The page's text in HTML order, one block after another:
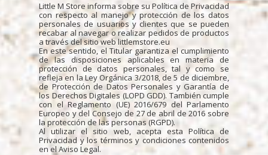
Little M Store informa sobre su Política de Privacidad
con respecto al manejo y protección de los datos
personales de usuarios y clientes que se pueden
recabar al navegar o realizar pedidos de productos
a través del sitio web littlemstore.eu
En este sentido, el Titular garantiza el cumplimiento
de las disposiciones aplicables en materia de
protección de datos personales, tal y como se
refleja en la Ley Orgánica 3/2018, de 5 de diciembre,
de Protección de Datos Personales y Garantía de
los Derechos Digitales (LOPD GDD). También cumple
con el Reglamento (UE) 2016/679 del Parlamento
Europeo y del Consejo de 27 de abril de 2016 sobre
la protección de las personas (RGPD).
Al utilizar el sitio web, acepta esta Política de
Privacidad y los términos y condiciones contenidos
en el Aviso Legal.